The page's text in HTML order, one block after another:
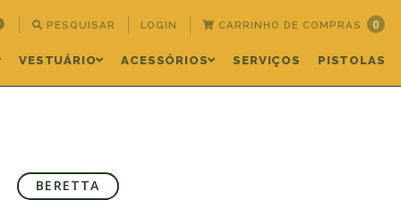
PESQUISAR LOGIN CARRINHO DE COMPRAS 0
VESTUÁRIO ACESSÓRIOS SERVIÇOS PISTOLAS
BERETTA